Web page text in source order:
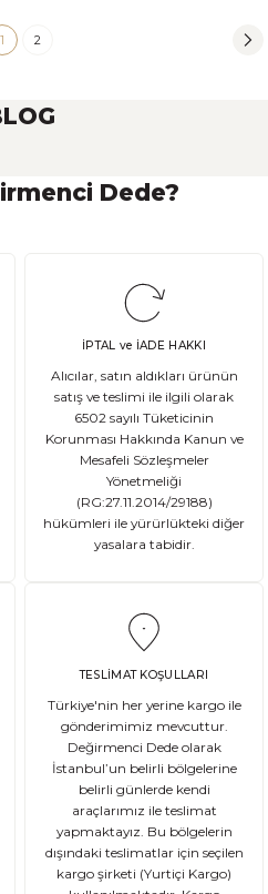
1 2
ve Saklanmalı?
genetik olarak değişmemiş olan
Nedir ve Neden Önemlidir?
için 10 Neden
olmadıklarına dair kötü bir
Dede?
İPTAL ve İADE HAKKI
Alıcılar, satın aldıkları ürünün
satış ve teslimi ile ilgili olarak
6502 sayılı Tüketicinin
Korunması Hakkında Kanun ve
Mesafeli Sözleşmeler
Yönetmeliği
(RG:27.11.2014/29188)
hükümleri ile yürürlükteki diğer
yasalara tabidir.
TESLİMAT KOŞULLARI
Türkiye'nin her yerine kargo ile
gönderimimiz mevcuttur.
Değirmenci Dede olarak
İstanbul’un belirli bölgelerine
belirli günlerde kendi
araçlarımız ile teslimat
yapmaktayız. Bu bölgelerin
dışındaki teslimatlar için seçilen
kargo şirketi (Yurtiçi Kargo)